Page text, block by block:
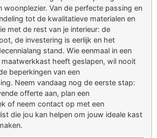
woonplezier. Van de perfecte passing en
tot de kwalitatieve materialen en
met de rest van je interieur: de
de investering is eerlijk en het
stand. Wie eenmaal in een
heeft geslapen, wil nooit
beperkingen van een
Neem vandaag nog de eerste stap:
offerte aan, plan een
of neem contact op met een
die jou kan helpen om jouw ideale kast